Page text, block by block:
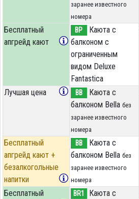
заранее известного
номера
Бесплатный
апгрейд кают
BP
Каюта с
балконом c
ограниченным
видом Deluxe
Fantastica
Лучшая цена BB
Каюта с
балконом Bella без
заранее известного
номера
Бесплатный
апгрейд кают +
безалкогольные
напитки
BB
Каюта с
балконом Bella без
заранее известного
номера
Бесплатный
BR1
Каюта с